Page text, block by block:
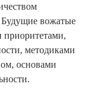
Будущие вожатые
приоритетами,
методиками
основами